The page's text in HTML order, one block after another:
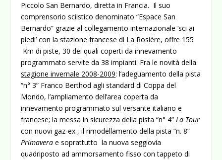
Piccolo San Bernardo, diretta in Francia. Il suo
comprensorio sciistico denominato “Espace San
Bernardo” grazie al collegamento internazionale ‘sci ai
piedi’ con la stazione francese di La Rosière, offre 155
Km di piste, 30 dei quali coperti da innevamento
programmato servite da 38 impianti. Fra le novità della
stagione invernale 2008-2009: l’adeguamento della pista
“n° 3” Franco Berthod agli standard di Coppa del
Mondo, l’ampliamento dell’area coperta da
innevamento programmato sul versante italiano e
francese; la messa in sicurezza della pista “n° 4”La Tour
con nuovi gaz-ex , il rimodellamento della pista “n. 8”
Primavera e soprattutto la nuova seggiovia
quadriposto ad ammorsamento fisso con tappeto di